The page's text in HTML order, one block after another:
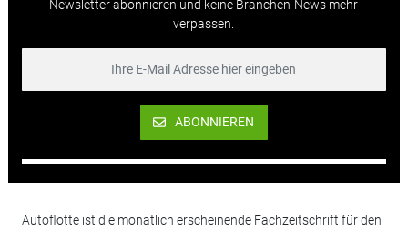
Newsletter abonnieren und keine Branchen-News mehr
verpassen.
ABONNIEREN
Autoflotte ist die monatlich erscheinende Fachzeitschrift für den